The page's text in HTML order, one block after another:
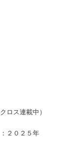
ロス連載中）
２０２５年